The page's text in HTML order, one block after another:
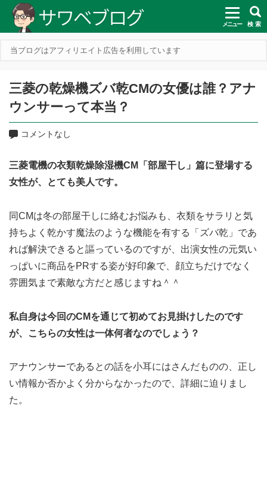
メニュー 検 索
当ブログはアフィリエイト広告を利用しています
三菱の乾燥機ズバ乾CMの女優は誰？アナ
ウンサーって本当？
コメントなし
三菱電機の衣類乾燥除湿機CM「部屋干し」篇に登場する
女性が、とても美人です。
同CMは冬の部屋干しに絡むお悩みも、衣類をサラリと気
持ちよく乾かす魔法のような機能を有する「ズバ乾」であ
れば解決できると謳っているのですが、出演女性の元気い
っぱいに商品をPRする姿が好印象で、顔立ちだけでなく
雰囲気まで素敵な方だと感じますね＾＾
私自身は今回のCMを通じて初めてお見掛けしたのです
が、こちらの女性は一体何者なのでしょう？
アナウンサーであるとの話を小耳にはさんだものの、正し
い情報か否かよく分からなかったので、詳細に迫りまし
た。